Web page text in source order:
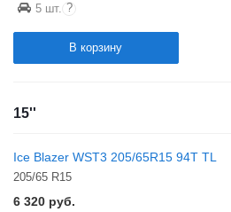
5 шт. ?
В корзину
15''
Ice Blazer WST3 205/65R15 94T TL
205/65 R15
6 320 руб.